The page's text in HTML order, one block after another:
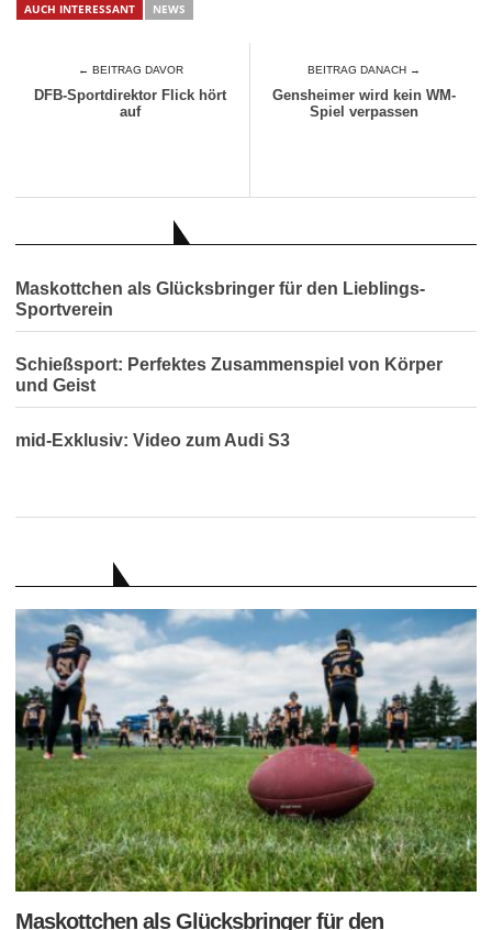
AUCH INTERESSANT NEWS
← BEITRAG DAVOR
DFB-Sportdirektor Flick hört
auf
BEITRAG DANACH →
Gensheimer wird kein WM-
Spiel verpassen
Maskottchen als Glücksbringer für den Lieblings-
Sportverein
Schießsport: Perfektes Zusammenspiel von Körper
und Geist
mid-Exklusiv: Video zum Audi S3
Maskottchen als Glücksbringer für den